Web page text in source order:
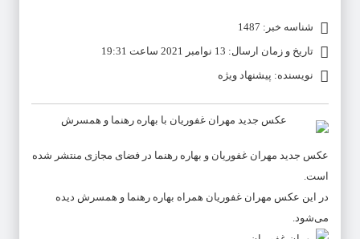
شناسه خبر: 1487
تاریخ و زمان ارسال: 13 نوامبر 2021 ساعت 19:31
نویسنده: پیشنهاد ویژه
عکس جدید مهران غفوریان و بهاره رهنما در فضای مجازی منتشر شده
است.
در این عکس مهران غفوریان همراه بهاره رهنما و همسرش دیده
می‌شود.